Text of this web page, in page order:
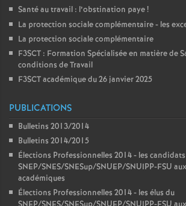
Santé au travail : l’obstination paye!
La protection sociale complémentaire - les
La protection sociale complémentaire
F3SCT : Formation Spécialisée en matière de
conditions de Travail
F3SCT académique du 26 janvier 2025
PUBLICATIONS
Bulletins 2013/2014
Bulletins 2014/2015
Élections Professionnelles 2014 - les
SNEP/SNES/SNESup/SNUEP/SNUIPP-FSU
académiques
Élections Professionnelles 2014 - les élus du